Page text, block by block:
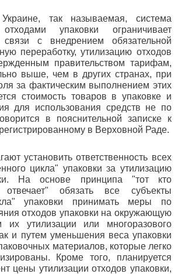
так называемая, система
упаковки ограничивает
с внедрением обязательной
переработку, утилизацию отходов
правительством тарифам,
выше, чем в других странах, при
за фактическим выполнением этих
стоимость товаров в упаковке и
для использования средств не по
в пояснительной записке к
в Верховной Раде.
установить ответственность всех
цикла" упаковки за утилизацию
На основе принципа "тот кто
отвечает" обязать все субъекты
упаковки принимать меры по
отходов упаковки на окружающую
их утилизации или многоразового
и путем уменьшения веса упаковки
материалов, которые легко
Кроме того, планируется
цены утилизации отходов упаковки,